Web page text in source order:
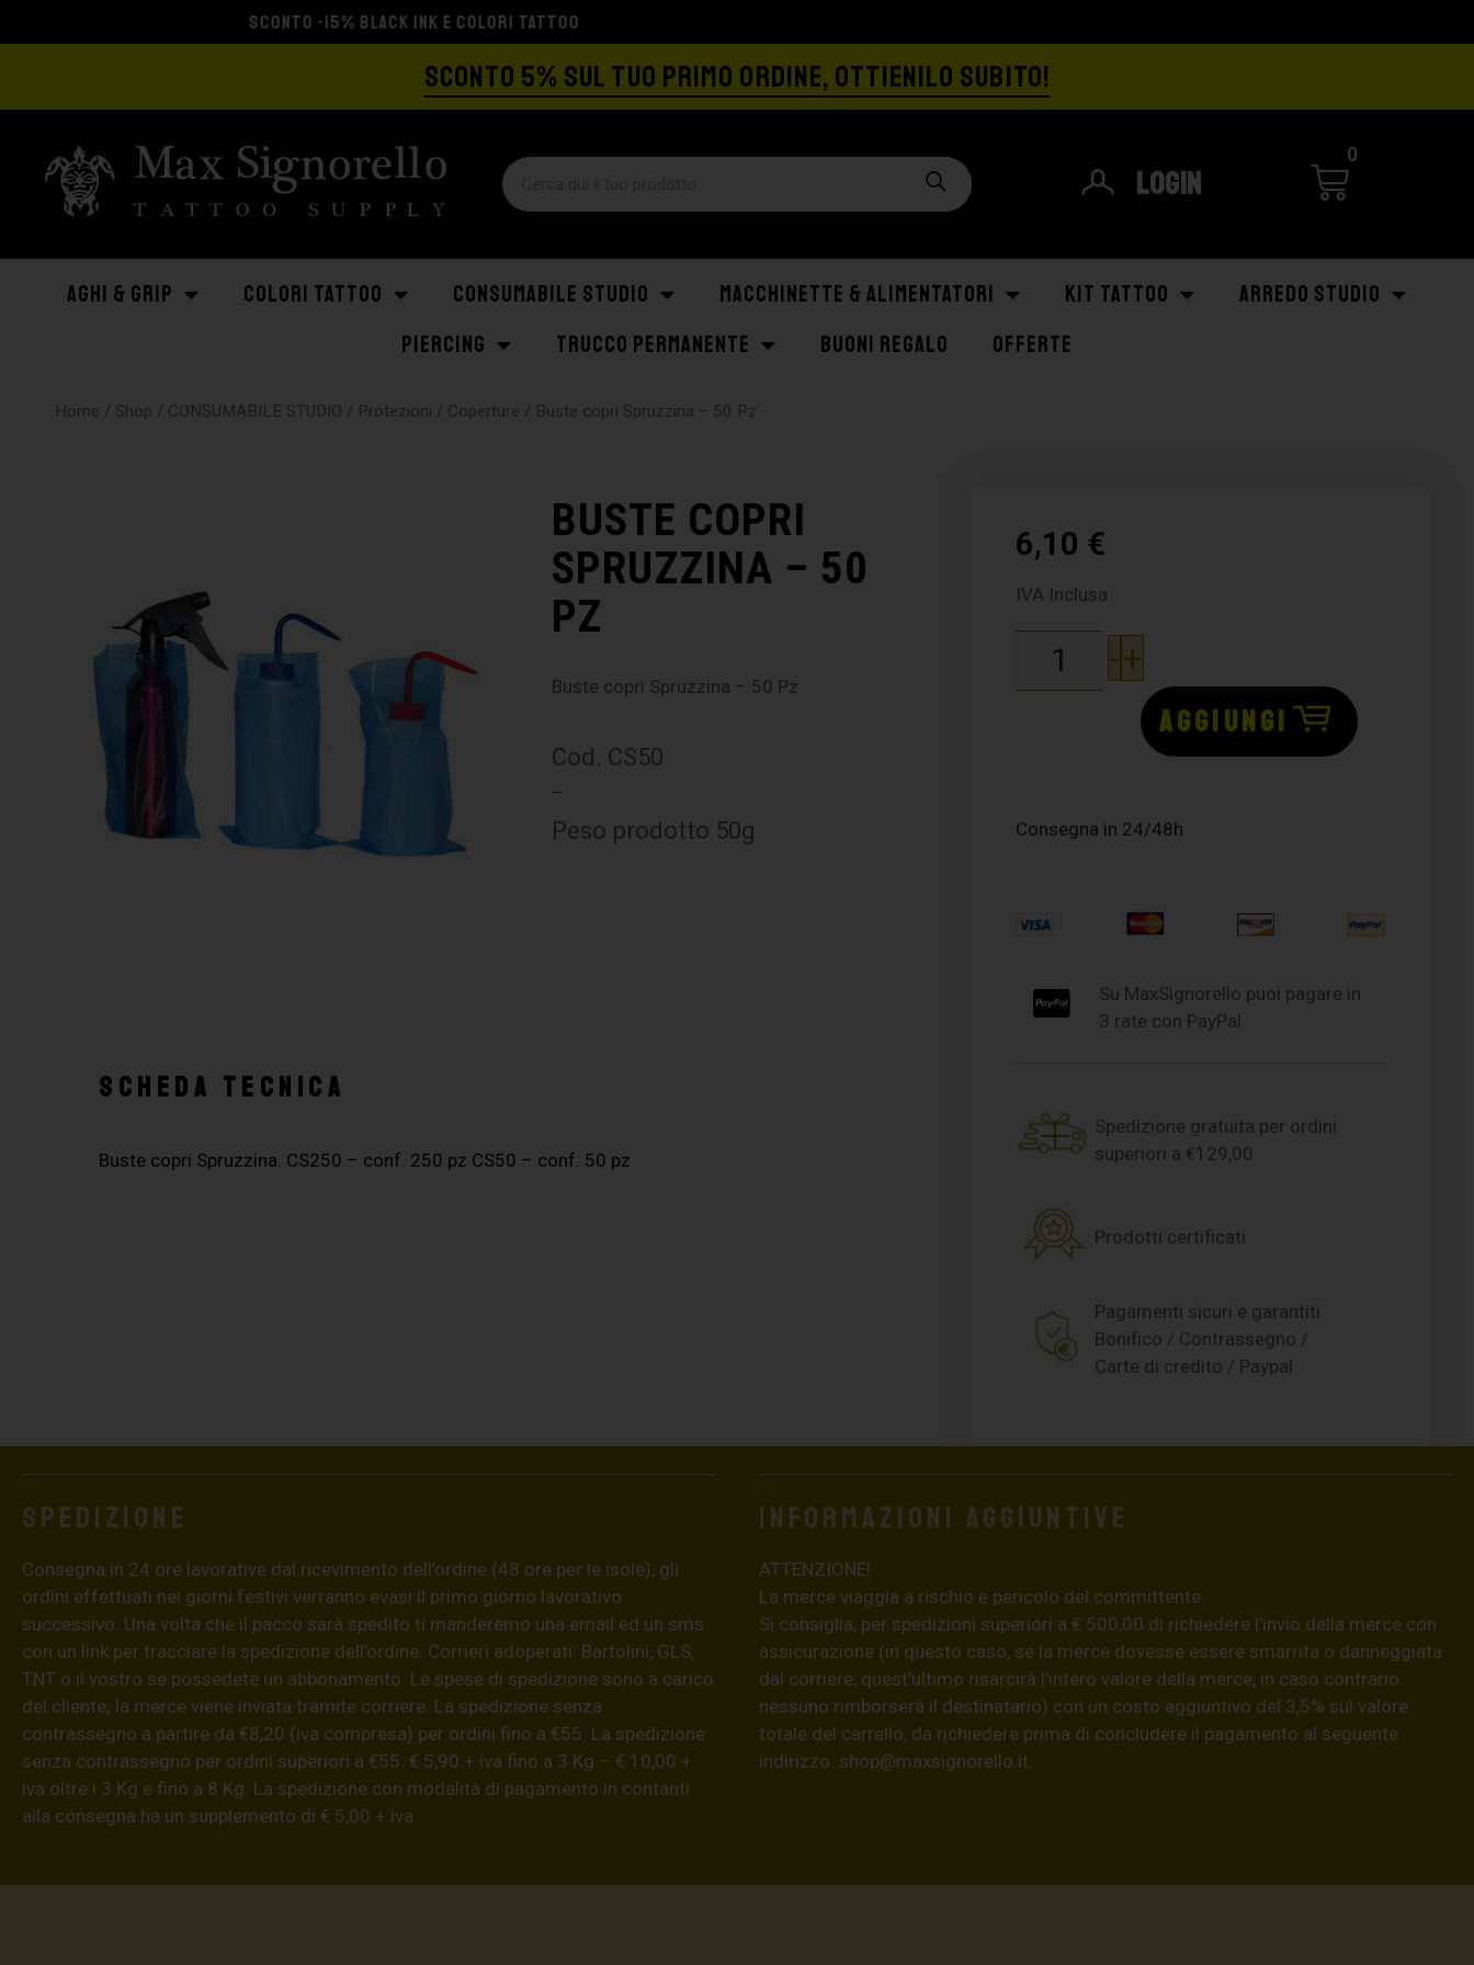
SCONTO 5% SUL TUO PRIMO ORDINE, OTTIENILO SUBITO!
Login
0
AGHI & GRIP COLORI TATTOO CONSUMABILE STUDIO MACCHINETTE & ALIMENTATORI KIT TATTOO
ARREDO STUDIO
PIERCING
TRUCCO PERMANENTE BUONI REGALO OFFERTE
Home / Shop / CONSUMABILE STUDIO / Protezioni / Coperture / Buste copri Spruzzina – 50 Pz
BUSTE COPRI
SPRUZZINA – 50
PZ
Buste copri Spruzzina – 50 Pz
Cod. CS50
–
Peso prodotto 50g
SCHEDA TECNICA
Buste copri Spruzzina. CS250 – conf. 250 pz CS50 – conf. 50 pz
6,10 €
IVA Inclusa
-+
AGGIUNGI
Consegna in 24/48h
Su MaxSignorello puoi pagare in
3 rate con PayPal
Spedizione gratuita per ordini
superiori a €129,00
Prodotti certificati
Pagamenti sicuri e garantiti
Bonifico / Contrassegno /
Carte di credito / Paypal
Spedizione
Consegna in 24 ore lavorative dal ricevimento dell’ordine (48 ore per le isole), gli
ordini effettuati nei giorni festivi verranno evasi il primo giorno lavorativo
successivo. Una volta che il pacco sarà spedito ti manderemo una email ed un sms
con un link per tracciare la spedizione dell’ordine. Corrieri adoperati: Bartolini, GLS,
TNT o il vostro se possedete un abbonamento. Le spese di spedizione sono a carico
del cliente; la merce viene inviata tramite corriere. La spedizione senza
contrassegno a partire da €8,20 (iva compresa) per ordini fino a €55. La spedizione
senza contrassegno per ordini superiori a €55: € 5,90 + iva fino a 3 Kg – € 10,00 +
iva oltre i 3 Kg e fino a 8 Kg. La spedizione con modalità di pagamento in contanti
alla consegna ha un supplemento di € 5,00 + iva.
Informazioni aggiuntive
ATTENZIONE!
La merce viaggia a rischio e pericolo del committente.
Si consiglia, per spedizioni superiori a € 500,00 di richiedere l’invio della merce con
assicurazione (in questo caso, se la merce dovesse essere smarrita o danneggiata
dal corriere, quest’ultimo risarcirà l’intero valore della merce, in caso contrario
nessuno rimborserà il destinatario) con un costo aggiuntivo del 3,5% sul valore
totale del carrello, da richiedere prima di concludere il pagamento al seguente
indirizzo: shop@maxsignorello.it